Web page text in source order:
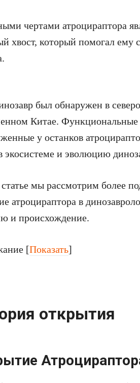
чертами атроцираптора
хвост, который помогал ему
был обнаружен в
Китае. Функциональные
у останков
экосистеме и эволюцию
мы рассмотрим более
атроцираптора в
и происхождение.
[Показать]
открытия